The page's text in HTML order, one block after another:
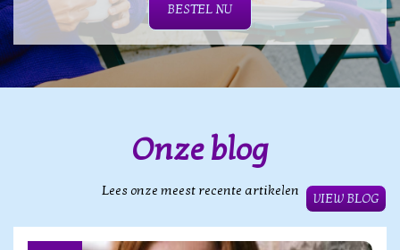
BESTEL NU
Onze blog
Lees onze meest recente artikelen
VIEW BLOG